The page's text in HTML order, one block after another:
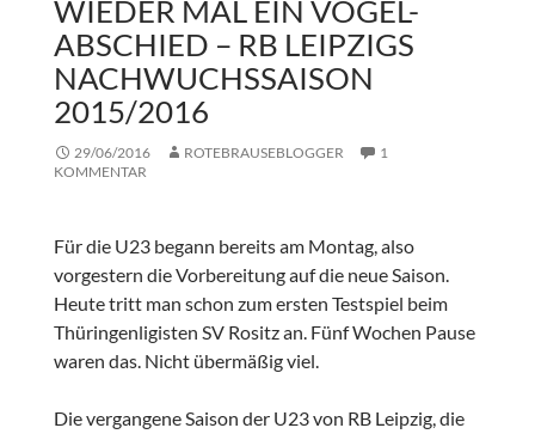
WIEDER MAL EIN VOGEL-
ABSCHIED – RB LEIPZIGS
NACHWUCHSSAISON
2015/2016
29/06/2016 ROTEBRAUSEBLOGGER
1
KOMMENTAR
Für die U23 begann bereits am Montag, also
vorgestern die Vorbereitung auf die neue Saison.
Heute tritt man schon zum ersten Testspiel beim
Thüringenligisten SV Rositz an. Fünf Wochen Pause
waren das. Nicht übermäßig viel.
Die vergangene Saison der U23 von RB Leipzig, die